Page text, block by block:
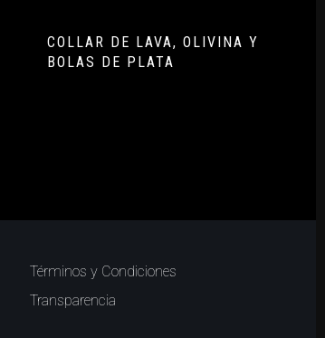
COLLAR DE LAVA, OLIVINA Y
BOLAS DE PLATA
Términos y Condiciones
Transparencia